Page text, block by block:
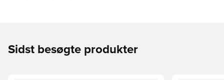
Sidst besøgte produkter